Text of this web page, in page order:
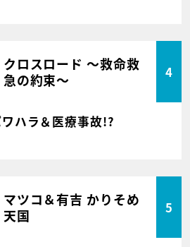
クロスロード ～救命救
急の約束～
4
ハラ＆医療事故!?
マツコ＆有吉 かりそめ
天国
5